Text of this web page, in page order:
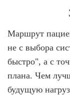
Маршрут
не с выбора
быстро", а с
плана. Чем
будущую